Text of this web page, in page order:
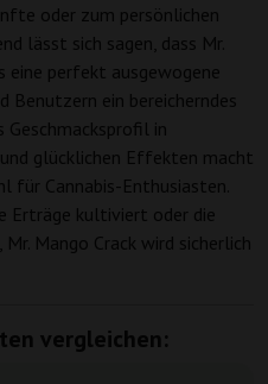
oder zum persönlichen
lässt sich sagen, dass Mr.
eine perfekt ausgewogene
Benutzern ein bereicherndes
Geschmacksprofil in
glücklichen Effekten macht
für Cannabis-Enthusiasten.
Erträge kultiviert oder die
Mango Crack wird sicherlich
vergleichen: